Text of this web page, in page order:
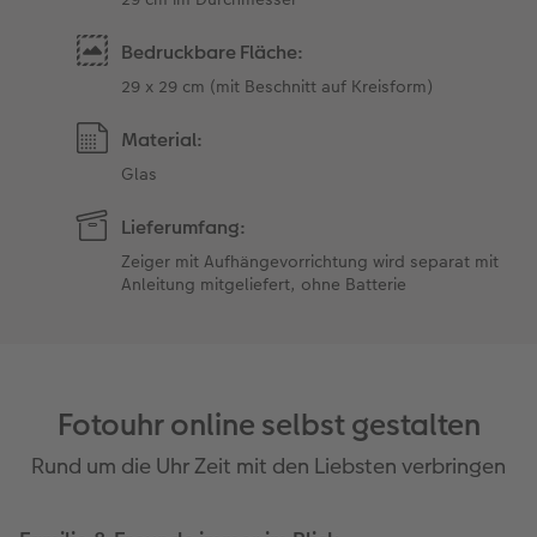
Bedruckbare Fläche:
29 x 29 cm (mit Beschnitt auf Kreisform)
Material:
Glas
Lieferumfang:
Zeiger mit Aufhängevorrichtung wird separat mit
Anleitung mitgeliefert, ohne Batterie
Fotouhr online selbst gestalten
Rund um die Uhr Zeit mit den Liebsten verbringen